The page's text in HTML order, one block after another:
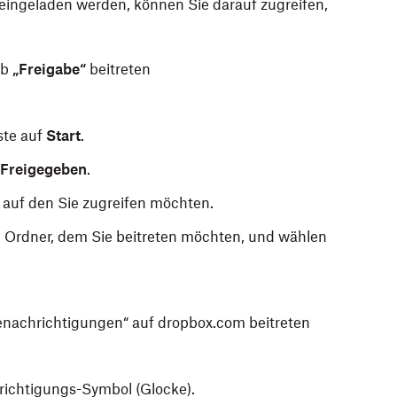
werden, können Sie darauf zugreifen,
„Freigabe“ beitreten
auf Start.
Freigegeben.
den Sie zugreifen möchten.
dem Sie beitreten möchten, und wählen
auf dropbox.com beitreten
Symbol (Glocke).